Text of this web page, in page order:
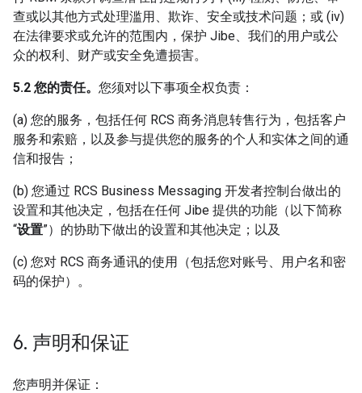
查或以其他方式处理滥用、欺诈、安全或技术问题；或 (iv)
在法律要求或允许的范围内，保护 Jibe、我们的用户或公
众的权利、财产或安全免遭损害。
5.2 您的责任。 您须对以下事项全权负责：
(a) 您的服务，包括任何 RCS 商务消息转售行为，包括客户
服务和索赔，以及参与提供您的服务的个人和实体之间的通
信和报告；
(b) 您通过 RCS Business Messaging 开发者控制台做出的
设置和其他决定，包括在任何 Jibe 提供的功能（以下简称
“设置”）的协助下做出的设置和其他决定；以及
(c) 您对 RCS 商务通讯的使用（包括您对账号、用户名和密
码的保护）。
6. 声明和保证
您声明并保证：